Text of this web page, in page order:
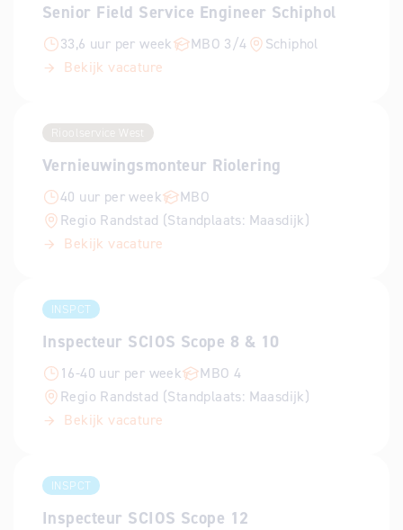
Senior Field Service Engineer Schiphol
33,6 uur per week MBO 3/4
Schiphol
Bekijk vacature
Rioolservice West
Vernieuwingsmonteur Riolering
40 uur per week
MBO
Regio Randstad (Standplaats: Maasdijk)
Bekijk vacature
INSPCT
Inspecteur SCIOS Scope 8 & 10
16-40 uur per week
MBO 4
Regio Randstad (Standplaats: Maasdijk)
Bekijk vacature
INSPCT
Inspecteur SCIOS Scope 12